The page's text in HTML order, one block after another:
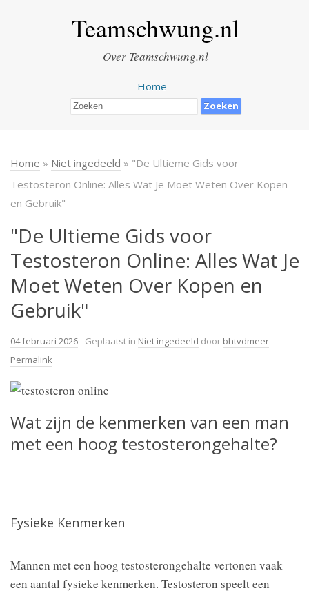
Teamschwung.nl
Over Teamschwung.nl
Home
Home » Niet ingedeeld » "De Ultieme Gids voor
Testosteron Online: Alles Wat Je Moet Weten Over Kopen
en Gebruik"
"De Ultieme Gids voor
Testosteron Online: Alles Wat Je
Moet Weten Over Kopen en
Gebruik"
04 februari 2026- Geplaatst in Niet ingedeeld door bhtvdmeer-
Permalink
Wat zijn de kenmerken van een man
met een hoog testosterongehalte?
Fysieke Kenmerken
Mannen met een hoog testosterongehalte vertonen vaak
een aantal fysieke kenmerken. Testosteron speelt een